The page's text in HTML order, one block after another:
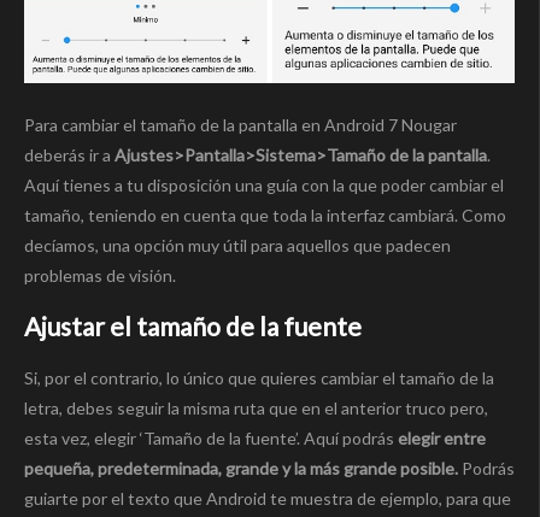
Para cambiar el tamaño de la pantalla en Android 7 Nougar
deberás ir a Ajustes>Pantalla>Sistema>Tamaño de la pantalla.
Aquí tienes a tu disposición una guía con la que poder cambiar el
tamaño, teniendo en cuenta que toda la interfaz cambiará. Como
decíamos, una opción muy útil para aquellos que padecen
problemas de visión.
Ajustar el tamaño de la fuente
Si, por el contrario, lo único que quieres cambiar el tamaño de la
letra, debes seguir la misma ruta que en el anterior truco pero,
esta vez, elegir ‘Tamaño de la fuente’. Aquí podrás elegir entre
pequeña, predeterminada, grande y la más grande posible. Podrás
guiarte por el texto que Android te muestra de ejemplo, para que